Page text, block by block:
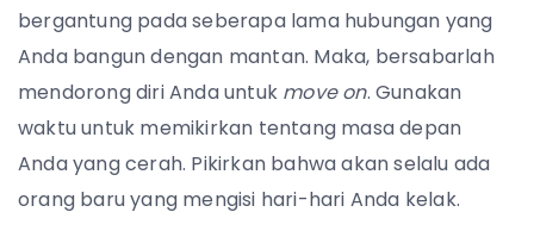
bergantung pada seberapa lama hubungan yang
Anda bangun dengan mantan. Maka, bersabarlah
mendorong diri Anda untuk move on. Gunakan
waktu untuk memikirkan tentang masa depan
Anda yang cerah. Pikirkan bahwa akan selalu ada
orang baru yang mengisi hari-hari Anda kelak.